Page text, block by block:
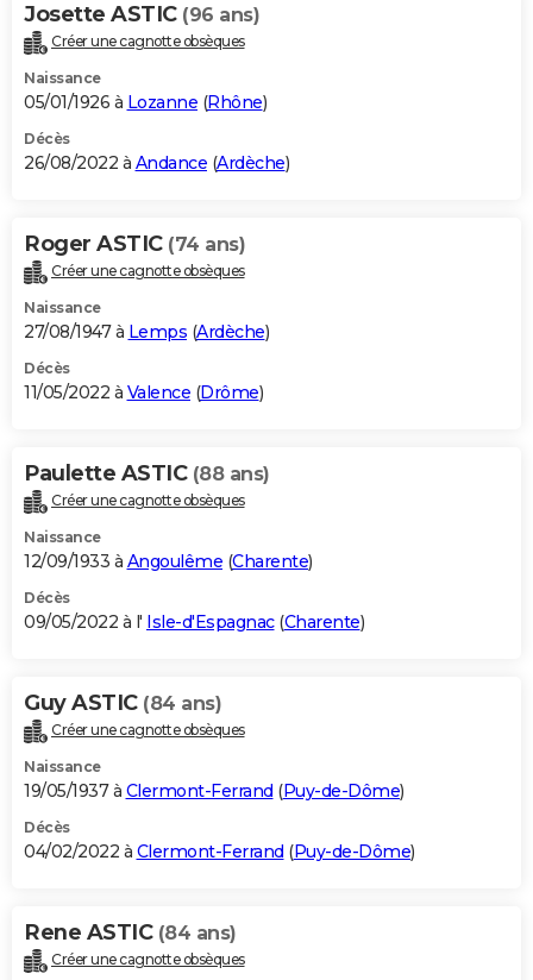
Josette ASTIC (96 ans)
Créer une cagnotte obsèques
Naissance
05/01/1926 à Lozanne (Rhône)
Décès
26/08/2022 à Andance (Ardèche)
Roger ASTIC (74 ans)
Créer une cagnotte obsèques
Naissance
27/08/1947 à Lemps (Ardèche)
Décès
11/05/2022 à Valence (Drôme)
Paulette ASTIC (88 ans)
Créer une cagnotte obsèques
Naissance
12/09/1933 à Angoulême (Charente)
Décès
09/05/2022 à l' Isle-d'Espagnac(Charente)
Guy ASTIC (84 ans)
Créer une cagnotte obsèques
Naissance
19/05/1937 à Clermont-Ferrand (Puy-de-Dôme)
Décès
04/02/2022 à Clermont-Ferrand (Puy-de-Dôme)
Rene ASTIC (84 ans)
Créer une cagnotte obsèques